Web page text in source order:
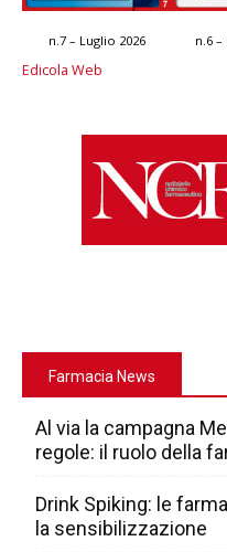
n.7 – Luglio 2026 n.6 –
Edicola Web
Farmacia News
Al via la campagna
regole: il ruolo della
Drink Spiking: le
la sensibilizzazione